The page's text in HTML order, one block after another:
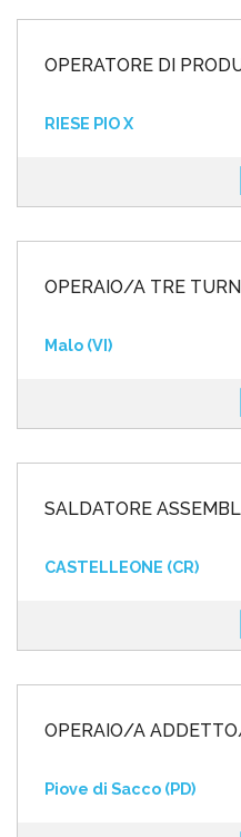
OPERATORE DI
RIESE PIO X
OPERAIO/A TRE
Malo (VI)
SALDATORE
CASTELLEONE (CR)
OPERAIO/A
Piove di Sacco (PD)